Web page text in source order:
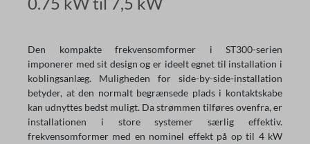
Den kompakte frekvensomformer i ST300-serien
imponerer med sit design og er ideelt egnet til installation i
koblingsanlæg. Muligheden for side-by-side-installation
betyder, at den normalt begrænsede plads i kontaktskabe
kan udnyttes bedst muligt. Da strømmen tilføres ovenfra, er
installationen i store systemer særlig effektiv.
frekvensomformer med en nominel effekt på op til 4 kW